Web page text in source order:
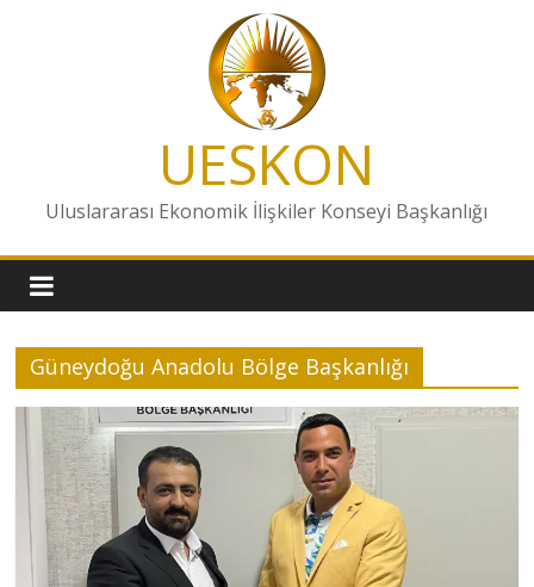
UESKON
Uluslararası Ekonomik İlişkiler Konseyi Başkanlığı
Güneydoğu Anadolu Bölge Başkanlığı